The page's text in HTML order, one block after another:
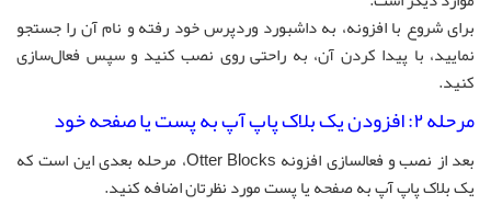
برای شروع با افزونه، به داشبورد وردپرس خود رفته و نام آن را جستجو
نمایید، با پیدا کردن آن، به راحتی روی نصب کنید و سپس فعال‌سازی
کنید.
مرحله ۲: افزودن یک بلاک پاپ آپ به پست یا صفحه خود
بعد از نصب و فعالسازی افزونه Otter Blocks، مرحله بعدی این است که
یک بلاک پاپ آپ به صفحه یا پست مورد نظرتان اضافه کنید.